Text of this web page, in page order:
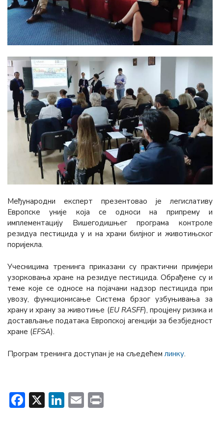
Међународни експерт презентовао је легислативу
Европске уније која се односи на припрему и
имплементацију Вишегодишњег програма контроле
резидуа пестицида у и на храни билјног и животињског
поријекла.
Учесницима тренинга приказани су практични примјери
узорковања хране на резидуе пестицида. Обрађене су и
теме које се односе на појачани надзор пестицида при
увозу, функционисање Система брзог узбуњивања за
храну и храну за животиње (EU RASFF), процјену ризика и
достављање података Европској агенцији за безбједност
хране (EFSA).
Програм тренинга доступан је на сљедећем линку.
Facebook
X LinkedIn
Email